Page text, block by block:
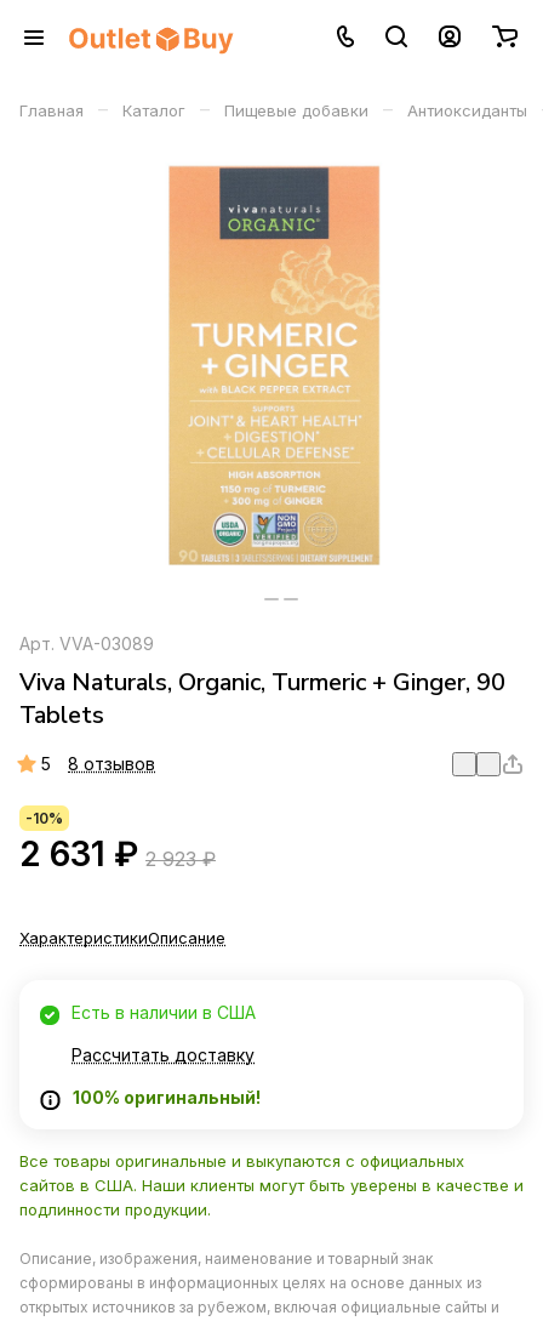
Главная – Каталог – Пищевые добавки – Антиоксиданты
Арт. VVA-03089
Viva Naturals, Organic, Turmeric + Ginger, 90
Tablets
5 8 отзывов
-10%
2 631 ₽ 2 923 ₽
ХарактеристикиОписание
Есть в наличии в США
Рассчитать доставку
100% оригинальный!
Все товары оригинальные и выкупаются с официальных
сайтов в США. Наши клиенты могут быть уверены в качестве и
подлинности продукции.
Описание, изображения, наименование и товарный знак
сформированы в информационных целях на основе данных из
открытых источников за рубежом, включая официальные сайты и